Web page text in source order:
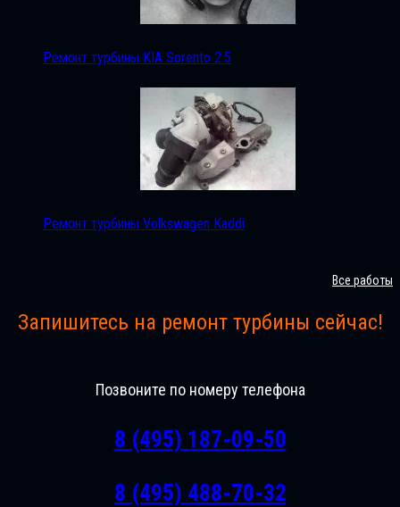
Ремонт турбины KIA Sorento 2.5
Ремонт турбины Volkswagen Kaddi
Все работы
Запишитесь на ремонт турбины сейчас!
Позвоните по номеру телефона
8 (495) 187-09-50
8 (495) 488-70-32